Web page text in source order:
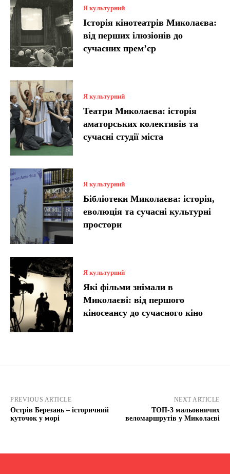
Я культурний
Історія кінотеатрів Миколаєва:
від перших ілюзіонів до
сучасних прем’єр
Я культурний
Театри Миколаєва: історія
аматорських колективів та
сучасні студії міста
Я культурний
Бібліотеки Миколаєва: історія,
еволюція та сучасні культурні
простори
Я культурний
Які фільми знімали в
Миколаєві: від першого
кіносеансу до сучасного кіно
PREVIOUS ARTICLE
Острів Березань – історичний
куточок у морі
NEXT ARTICLE
ТОП-3 мальовничих
веломаршрутів у Миколаєві